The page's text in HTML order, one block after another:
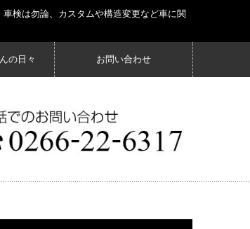
検は勿論、カスタムや構造変更など車に関
の日々 お問い合わせ